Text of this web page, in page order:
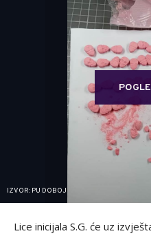
IZVOR: PU DOBOJ
Lice inicijala S.G. će uz